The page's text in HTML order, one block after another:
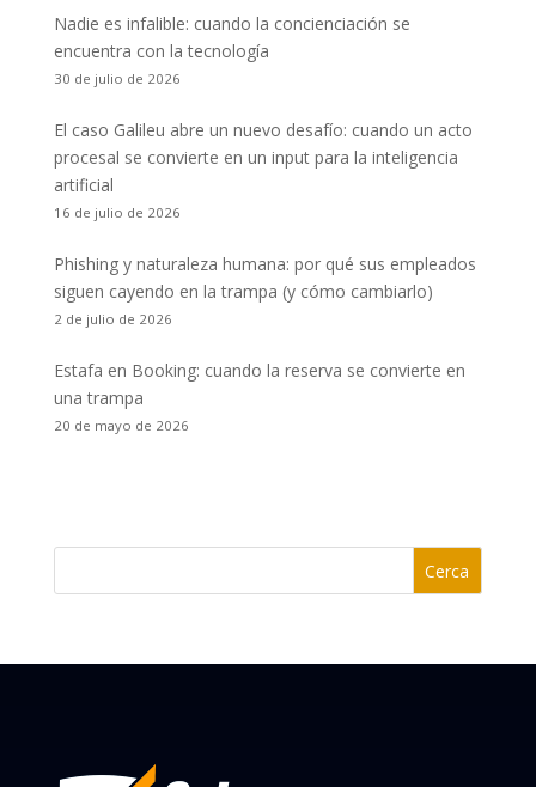
Nadie es infalible: cuando la concienciación se
encuentra con la tecnología
30 de julio de 2026
El caso Galileu abre un nuevo desafío: cuando un acto
procesal se convierte en un input para la inteligencia
artificial
16 de julio de 2026
Phishing y naturaleza humana: por qué sus empleados
siguen cayendo en la trampa (y cómo cambiarlo)
2 de julio de 2026
Estafa en Booking: cuando la reserva se convierte en
una trampa
20 de mayo de 2026
Cerca